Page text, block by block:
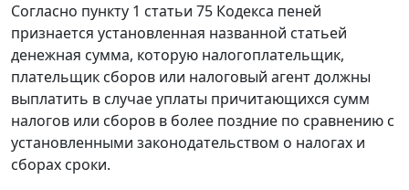
Согласно пункту 1 статьи 75 Кодекса пеней
признается установленная названной статьей
денежная сумма, которую налогоплательщик,
плательщик сборов или налоговый агент должны
выплатить в случае уплаты причитающихся сумм
налогов или сборов в более поздние по сравнению с
установленными законодательством о налогах и
сборах сроки.